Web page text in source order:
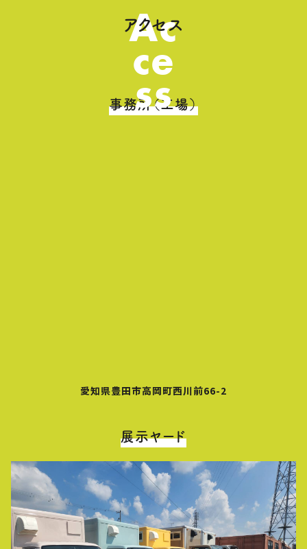
Ac
ce
ss
アクセス
事務所（工場）
愛知県豊田市高岡町西川前66-2
展示ヤード